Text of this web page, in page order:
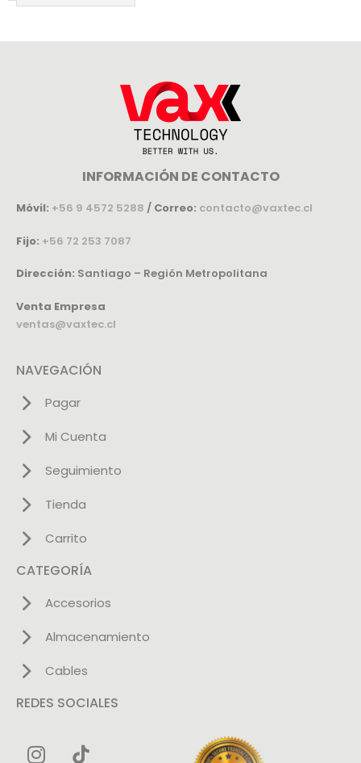
INFORMACIÓN DE CONTACTO
Móvil: +56 9 4572 5288 / Correo: contacto@vaxtec.cl
Fijo: +56 72 253 7087
Dirección: Santiago – Región Metropolitana
Venta Empresa
ventas@vaxtec.cl
NAVEGACIÓN
Pagar
Mi Cuenta
Seguimiento
Tienda
Carrito
CATEGORÍA
Accesorios
Almacenamiento
Cables
REDES SOCIALES